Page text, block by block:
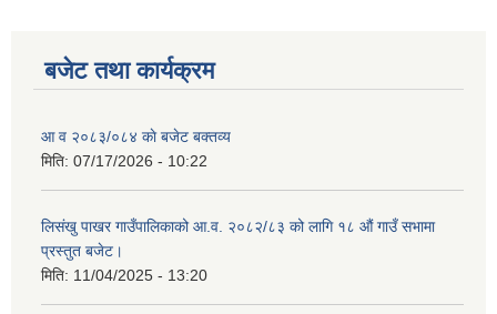
बजेट तथा कार्यक्रम
आ व २०८३/०८४ काे बजेट बक्तव्य
मिति: 07/17/2026 - 10:22
लिसंखु पाखर गाउँपालिकाको आ.व. २०८२/८३ को लागि १८ औं गाउँ सभामा
प्रस्तुत बजेट।
मिति: 11/04/2025 - 13:20